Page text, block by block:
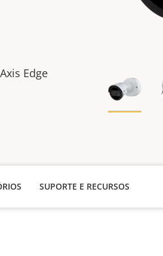
Edge
SUPORTE E RECURSOS